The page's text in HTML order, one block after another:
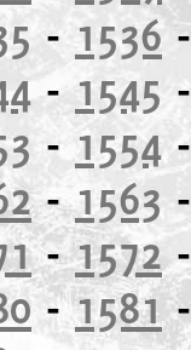
-1536
-1545
-1554
-1563
-1572
-1581